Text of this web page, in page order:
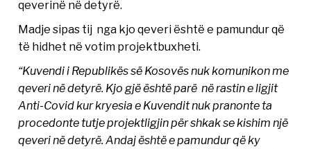
qeverinë në detyrë.
Madje sipas tij nga kjo qeveri është e pamundur që
të hidhet në votim projektbuxheti.
“Kuvendi i Republikës së Kosovës nuk komunikon me
qeveri në detyrë. Kjo gjë është parë në rastin e ligjit
Anti-Covid kur kryesia e Kuvendit nuk pranonte ta
procedonte tutje projektligjin për shkak se kishim një
qeveri në detyrë. Andaj është e pamundur që ky